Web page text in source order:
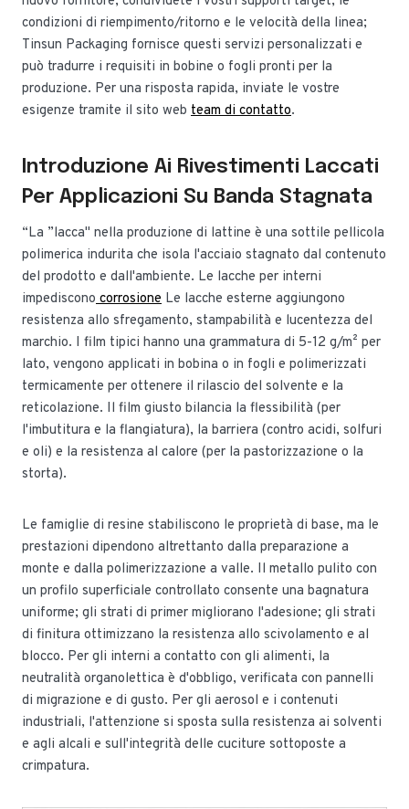
condizioni di riempimento/ritorno e le velocità della linea;
Tinsun Packaging fornisce questi servizi personalizzati e
può tradurre i requisiti in bobine o fogli pronti per la
produzione. Per una risposta rapida, inviate le vostre
esigenze tramite il sito web team di contatto.
Introduzione Ai Rivestimenti Laccati
Per Applicazioni Su Banda Stagnata
“La ”lacca" nella produzione di lattine è una sottile pellicola
polimerica indurita che isola l'acciaio stagnato dal contenuto
del prodotto e dall'ambiente. Le lacche per interni
impediscono corrosione Le lacche esterne aggiungono
resistenza allo sfregamento, stampabilità e lucentezza del
marchio. I film tipici hanno una grammatura di 5-12 g/m² per
lato, vengono applicati in bobina o in fogli e polimerizzati
termicamente per ottenere il rilascio del solvente e la
reticolazione. Il film giusto bilancia la flessibilità (per
l'imbutitura e la flangiatura), la barriera (contro acidi, solfuri
e oli) e la resistenza al calore (per la pastorizzazione o la
storta).
Le famiglie di resine stabiliscono le proprietà di base, ma le
prestazioni dipendono altrettanto dalla preparazione a
monte e dalla polimerizzazione a valle. Il metallo pulito con
un profilo superficiale controllato consente una bagnatura
uniforme; gli strati di primer migliorano l'adesione; gli strati
di finitura ottimizzano la resistenza allo scivolamento e al
blocco. Per gli interni a contatto con gli alimenti, la
neutralità organolettica è d'obbligo, verificata con pannelli
di migrazione e di gusto. Per gli aerosol e i contenuti
industriali, l'attenzione si sposta sulla resistenza ai solventi
e agli alcali e sull'integrità delle cuciture sottoposte a
crimpatura.